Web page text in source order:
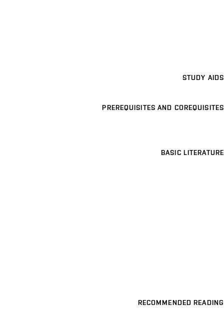
STUDY AIDS
PREREQUISITES AND COREQUISITES
BASIC LITERATURE
RECOMMENDED READING